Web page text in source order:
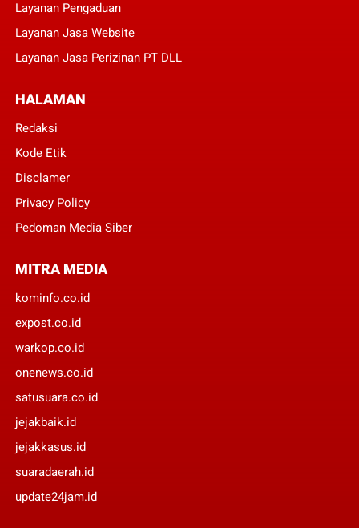
Layanan Pengaduan
Layanan Jasa Website
Layanan Jasa Perizinan PT DLL
HALAMAN
Redaksi
Kode Etik
Disclamer
Privacy Policy
Pedoman Media Siber
MITRA MEDIA
kominfo.co.id
expost.co.id
warkop.co.id
onenews.co.id
satusuara.co.id
jejakbaik.id
jejakkasus.id
suaradaerah.id
update24jam.id